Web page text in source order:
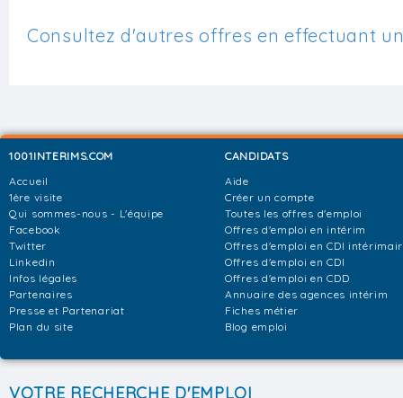
Consultez d'autres offres en effectuant
1001INTERIMS.COM
Accueil
1ère visite
Qui sommes-nous - L'équipe
Facebook
Twitter
Linkedin
Infos légales
Partenaires
Presse et Partenariat
Plan du site
CANDIDATS
Aide
Créer un compte
Toutes les offres d'emploi
Offres d'emploi en intérim
Offres d'emploi en CDI
Offres d'emploi en CDI
Offres d'emploi en CDD
Annuaire des agences intérim
Fiches métier
Blog emploi
VOTRE RECHERCHE D'EMPLOI